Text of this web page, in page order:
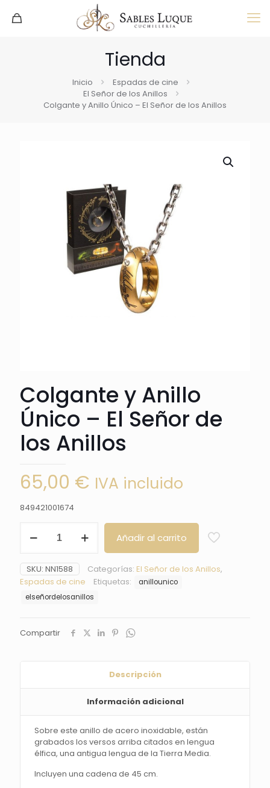
Tienda
Inicio
Espadas de cine
El Señor de los Anillos
Colgante y Anillo Único – El Señor de los Anillos
Colgante y Anillo
Único – El Señor de
los Anillos
65,00 € IVA incluido
849421001674
Único
-
El
Señor
Anillos
Añadir al carrito
SKU: NN1588 Categorías: El Señor de los Anillos,
Espadas de cine
Etiquetas:
anillounico
elseñordelosanillos
Compartir
Descripción
Información adicional
Sobre este anillo de acero inoxidable, están
grabados los versos arriba citados en lengua
élfica, una antigua lengua de la Tierra Media.
Incluyen una cadena de 45 cm.